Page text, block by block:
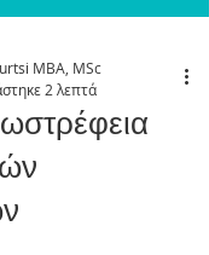
MBA, MSc
2 λεπτά